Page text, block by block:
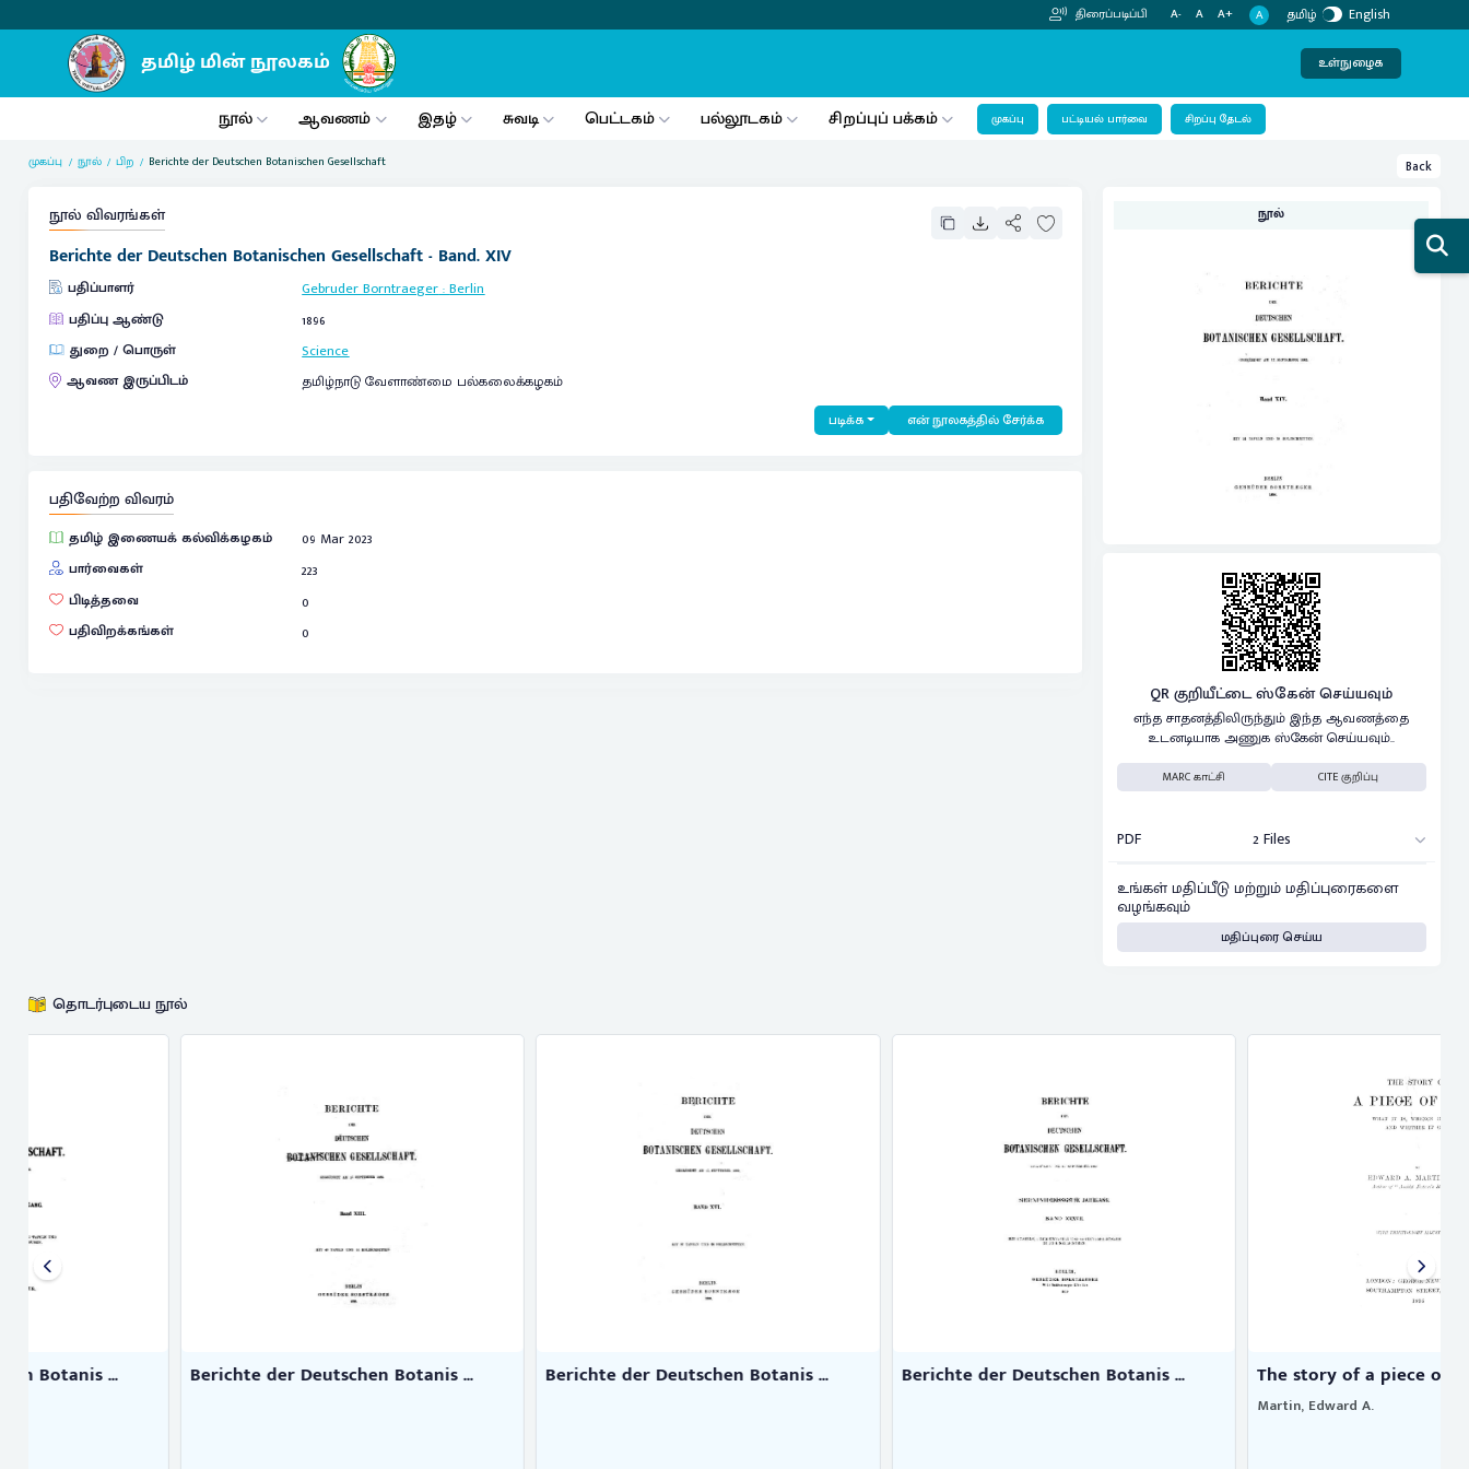
திரைப்படிப்பி A- A A+ A தமிழ் English
உள்நுழைக
நூல் ஆவணம் இதழ் சுவடி பெட்டகம் பல்லூடகம் சிறப்புப் பக்கம் முகப்பு பட்டியல் பார்வை சிறப்பு தேடல்
முகப்பு நூல் பிற Berichte der Deutschen Botanischen Gesellschaft Back
நூல் விவரங்கள்
Berichte der Deutschen Botanischen Gesellschaft - Band. XIV
பதிப்பாளர் Gebruder Borntraeger:Berlin
பதிப்பு ஆண்டு
1896
துறை / பொருள்
Science
ஆவண இருப்பிடம்
தமிழ்நாடு வேளாண்மை பல்கலைக்கழகம்
படிக்க என் நூலகத்தில் சேர்க்க
பதிவேற்ற விவரம்
தமிழ் இணையக் கல்விக்கழகம்
09 Mar 2023
பார்வைகள்
223
பிடித்தவை
0
பதிவிறக்கங்கள்
0
நூல்
QR குறியீட்டை ஸ்கேன் செய்யவும்
எந்த சாதனத்திலிருந்தும் இந்த ஆவணத்தை
உடனடியாக அணுக ஸ்கேன் செய்யவும்..
MARC காட்சி CITE குறிப்பு
PDF 2 Files
உங்கள் மதிப்பீடு மற்றும் மதிப்புரைகளை
வழங்கவும்
மதிப்புரை செய்ய
தொடர்புடைய நூல்
Berichte der Deutschen Botanis ... Berichte der Deutschen Botanis ... Berichte der Deutschen Botanis ... The story of a piece of coal